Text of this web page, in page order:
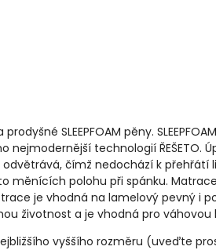
SLEEPFOAM pěny.
technologií ŘEŠETO.
čímž nedochází k přehřátí
měnících polohu při spánku.
je vhodná na lamelový pevný i
životnost a je vhodná pro
vyššího rozměru (uveďte